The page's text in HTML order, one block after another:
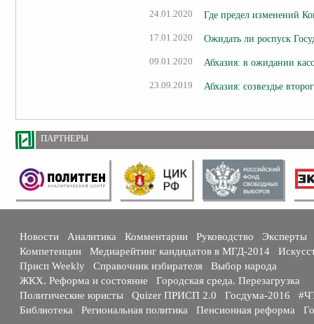
24.01.2020 Где предел изменений
17.01.2020 Ожидать ли роспуск
09.01.2020 Абхазия: в ожидании
23.09.2019 Абхазия: созвездье
ПАРТНЕРЫ
Новости Аналитика Комментарии Руководство
Эксперты
Компетенции
Медиарейтинг кандидатов в МГД-2014
Присп Weekly
Справочник избирателя
Выбор народа
ЖКХ. Реформа и состояние
Городская среда. Перезагрузка
Политические юристы
Quizer ПРИСП 2.0 Госдума-2016
Библиотека
Региональная политика Пенсионная реформа